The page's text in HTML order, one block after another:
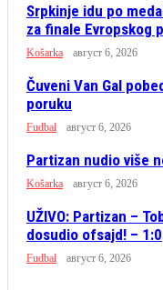
Srpkinje idu po
za finale Evropskog
Košarka август 6, 2026
Čuveni Van Gal
poruku
Fudbal август 6, 2026
Partizan nudio više
Košarka август 6, 2026
UŽIVO: Partizan –
dosudio ofsajd! – 1:0
Fudbal август 6, 2026